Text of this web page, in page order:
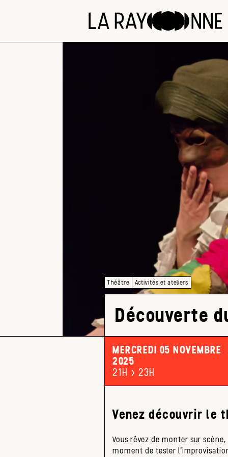
Théâtre Activités et ateliers
Découverte
MERCREDI 05 NOVEMBRE
2025
21H > 23H
Venez découvrir le
Vous rêvez de monter sur scène,
moment de tester